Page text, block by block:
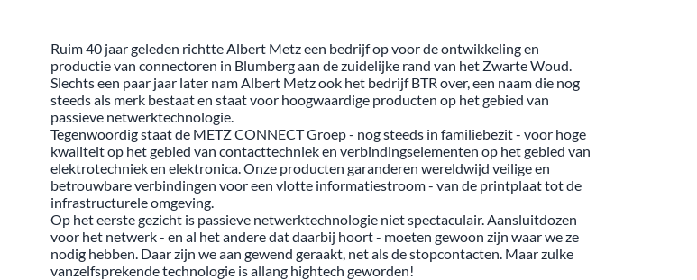
Ruim 40 jaar geleden richtte Albert Metz een bedrijf op voor de ontwikkeling en
productie van connectoren in Blumberg aan de zuidelijke rand van het Zwarte Woud.
Slechts een paar jaar later nam Albert Metz ook het bedrijf BTR over, een naam die nog
steeds als merk bestaat en staat voor hoogwaardige producten op het gebied van
passieve netwerktechnologie.
Tegenwoordig staat de METZ CONNECT Groep - nog steeds in familiebezit - voor hoge
kwaliteit op het gebied van contacttechniek en verbindingselementen op het gebied van
elektrotechniek en elektronica. Onze producten garanderen wereldwijd veilige en
betrouwbare verbindingen voor een vlotte informatiestroom - van de printplaat tot de
infrastructurele omgeving.
Op het eerste gezicht is passieve netwerktechnologie niet spectaculair. Aansluitdozen
voor het netwerk - en al het andere dat daarbij hoort - moeten gewoon zijn waar we ze
nodig hebben. Daar zijn we aan gewend geraakt, net als de stopcontacten. Maar zulke
vanzelfsprekende technologie is allang hightech geworden!